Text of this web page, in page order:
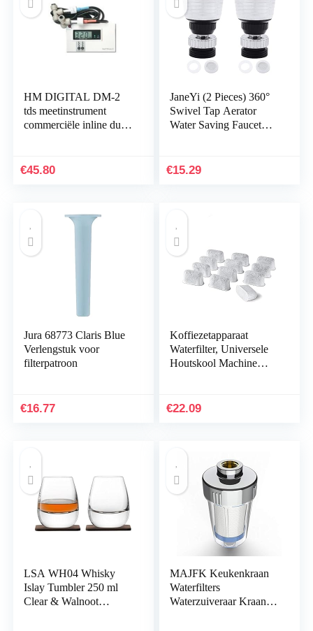
HM DIGITAL DM-2
tds meetinstrument
commerciële inline dual
tuinieren aquaria rifen…
€45.80
JaneYi (2 Pieces) 360°
Swivel Tap Aerator
Water Saving Faucet
Bubbler Filter with…
€15.29
Jura 68773 Claris Blue
Verlengstuk voor
filterpatroon
€16.77
Koffiezetapparaat
Waterfilter, Universele
Houtskool Machine
Compatibel met…
€22.09
LSA WH04 Whisky
Islay Tumbler 250 ml
Clear & Walnoot
MAJFK Keukenkraan
Waterfilters
Waterzuiveraar Kraan